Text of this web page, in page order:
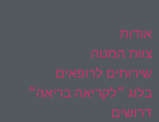
המטה
לרופאים
״לקריאה בריאה״